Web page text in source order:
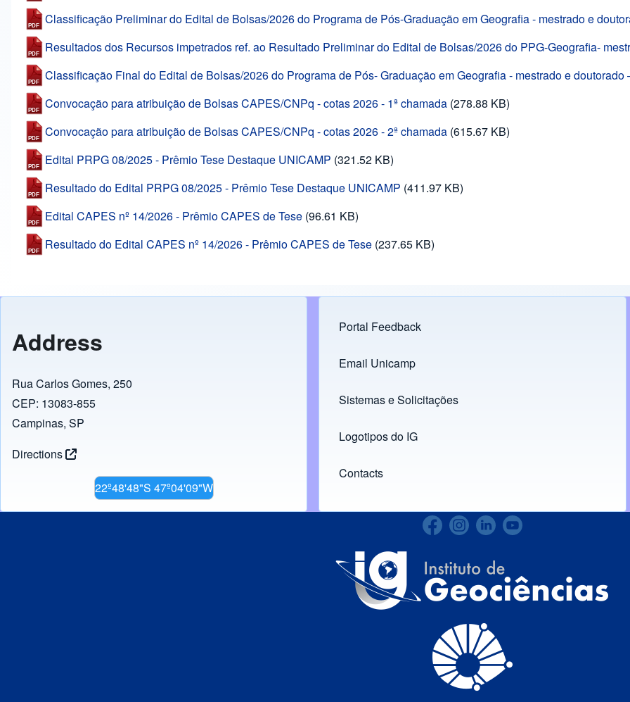
Classificação Preliminar do Edital de Bolsas/2026 do Programa de Pós-Graduação em Geografia - mestrado e
Resultados dos Recursos impetrados ref. ao Resultado Preliminar do Edital de Bolsas/2026 do PPG-Geografia-
Classificação Final do Edital de Bolsas/2026 do Programa de Pós- Graduação em Geografia - mestrado e doutorado
Convocação para atribuição de Bolsas CAPES/CNPq - cotas 2026 - 1ª chamada (278.88 KB)
Convocação para atribuição de Bolsas CAPES/CNPq - cotas 2026 - 2ª chamada (615.67 KB)
Edital PRPG 08/2025 - Prêmio Tese Destaque UNICAMP (321.52 KB)
Resultado do Edital PRPG 08/2025 - Prêmio Tese Destaque UNICAMP (411.97 KB)
Edital CAPES nº 14/2026 - Prêmio CAPES de Tese (96.61 KB)
Resultado do Edital CAPES nº 14/2026 - Prêmio CAPES de Tese (237.65 KB)
Address
Rua Carlos Gomes, 250
CEP: 13083-855
Campinas, SP
Directions
22º48'48"S 47º04'09"W
Footer menu
Portal Feedback
Links
Email Unicamp
(opens in new tab)
Sistemas e Solicitações
(opens in new tab)
Logotipos do IG
(opens in new tab)
Contacts